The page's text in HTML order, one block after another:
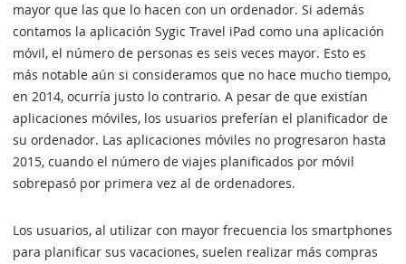
mayor que las que lo hacen con un ordenador. Si además
contamos la aplicación Sygic Travel iPad como una aplicación
móvil, el número de personas es seis veces mayor. Esto es
más notable aún si consideramos que no hace mucho tiempo,
en 2014, ocurría justo lo contrario. A pesar de que existían
aplicaciones móviles, los usuarios preferían el planificador de
su ordenador. Las aplicaciones móviles no progresaron hasta
2015, cuando el número de viajes planificados por móvil
sobrepasó por primera vez al de ordenadores.
Los usuarios, al utilizar con mayor frecuencia los smartphones
para planificar sus vacaciones, suelen realizar más compras